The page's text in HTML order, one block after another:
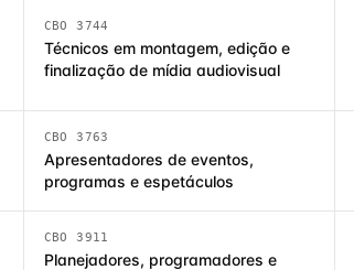
CBO 3744
Técnicos em montagem, edição e
finalização de mídia audiovisual
CBO 3763
Apresentadores de eventos,
programas e espetáculos
CBO 3911
Planejadores, programadores e